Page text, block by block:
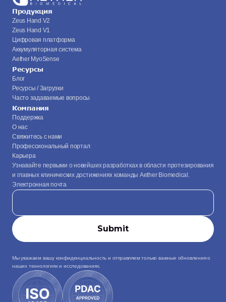
Продукция
Zeus Hand V2
Zeus Hand V1
Цифровая платформа
Аккумуляторная система
Aether MyoSense
Ресурсы
Блог
Ресурсы / Загрузки
Часто задаваемые вопросы
Компания
Поддержка
О нас
Свяжитесь с нами
Профессиональный портал
Карьера
Узнавайте первыми о новейших разработках в области протезирования
и главных клинических достижениях команды Aether Biomedical.
Электронная почта
Мы уважаем вашу конфиденциальность и отправляем только важные обновления о
наших технологиях и исследованиях.